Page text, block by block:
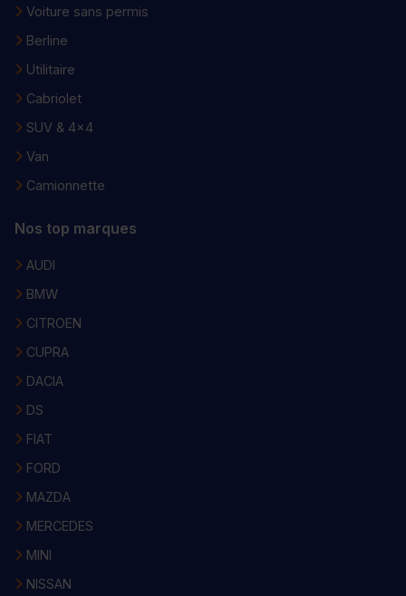
Voiture sans permis
Berline
Utilitaire
Cabriolet
SUV & 4x4
Van
Camionnette
Nos top marques
AUDI
BMW
CITROEN
CUPRA
DACIA
DS
FIAT
FORD
MAZDA
MERCEDES
MINI
NISSAN